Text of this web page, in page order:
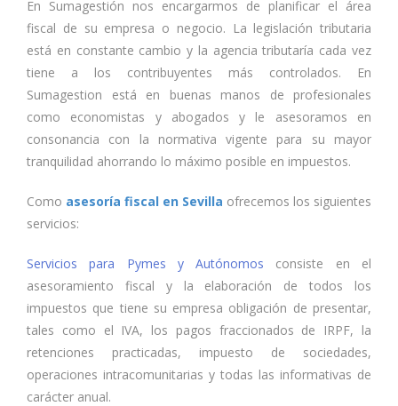
En Sumagestión nos encargarmos de planificar el área
fiscal de su empresa o negocio. La legislación tributaria
está en constante cambio y la agencia tributaría cada vez
tiene a los contribuyentes más controlados. En
Sumagestion está en buenas manos de profesionales
como economistas y abogados y le asesoramos en
consonancia con la normativa vigente para su mayor
tranquilidad ahorrando lo máximo posible en impuestos.
Como asesoría fiscal en Sevilla ofrecemos los siguientes
servicios:
Servicios para Pymes y Autónomos consiste en el
asesoramiento fiscal y la elaboración de todos los
impuestos que tiene su empresa obligación de presentar,
tales como el IVA, los pagos fraccionados de IRPF, la
retenciones practicadas, impuesto de sociedades,
operaciones intracomunitarias y todas las informativas de
carácter anual.